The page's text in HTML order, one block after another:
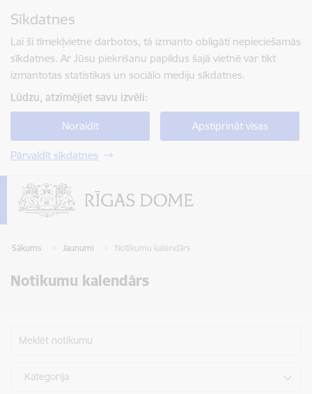
Sīkdatnes
Lai šī tīmekļvietne darbotos, tā izmanto obligāti nepieciešamās
sīkdatnes. Ar Jūsu piekrišanu papildus šajā vietnē var tikt
izmantotas statistikas un sociālo mediju sīkdatnes.
Lūdzu, atzīmējiet savu izvēli:
Noraidīt Apstiprināt visas
Pārvaldīt sīkdatnes
Sākums Jaunumi Notikumu kalendārs
Notikumu kalendārs
Meklēt notikumu
Kategorija